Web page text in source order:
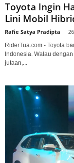
Toyota Ingin
Lini Mobil
Rafie Satya Pradipta
RiderTua.com - Toyota
Indonesia. Walau
jutaan,...